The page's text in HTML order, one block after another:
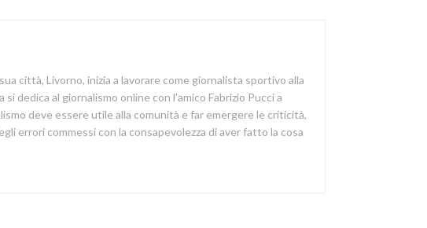
città, Livorno, inizia a lavorare come giornalista sportivo alla
si dedica al giornalismo online con l'amico Fabrizio Pucci a
deve essere utile alla comunità e far emergere le criticità,
errori commessi con la consapevolezza di aver fatto la cosa